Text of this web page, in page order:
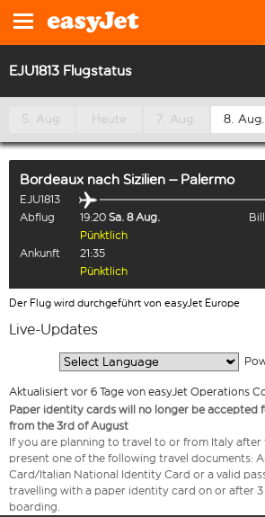
EJU1813 Flugstatus
5. Aug. Heute 7. Aug. 8. Aug.
Bordeaux nach Sizilien – Palermo
EJU1813
Abflug
19:20 Sa. 8 Aug.
Pünktlich
Ankunft
21:35
Pünktlich
Der Flug wird durchgeführt von easyJet Europe
Live-Updates
Aktualisiert vor 6 Tage von easyJet Operations
Paper identity cards will no longer be accepted
from the 3rd of August
If you are planning to travel to or from Italy after
present one of the following travel documents:
Card/Italian National Identity Card or a valid
travelling with a paper identity card on or after
boarding.